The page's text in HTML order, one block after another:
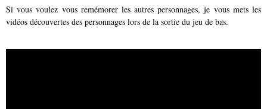
Si vous voulez vous remémorer les autres personnages, je vous mets les
vidéos découvertes des personnages lors de la sortie du jeu de bas.